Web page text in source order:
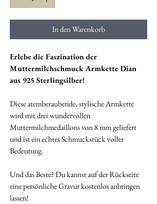
In den Warenkorb
Erlebe die Faszination der
Muttermilchschmuck Armkette Dian
aus 925 Sterlingsilber!
Diese atemberaubende, stylische Armkette
wird mit drei wundervollen
Muttermilchmedaillons von 8 mm geliefert
und ist ein echtes Schmuckstück voller
Bedeutung.
Und das Beste? Du kannst auf der Rückseite
eine persönliche Gravur kostenlos anbringen
lassen!